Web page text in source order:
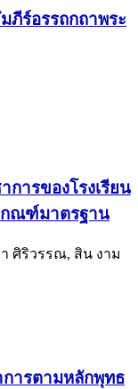
ภีร์อรรถกถาพระ
ารของโรงเรียน
กณฑ์มาตรฐาน
ศิริวรรณ, สิน งาม
ารตามหลักพุทธ